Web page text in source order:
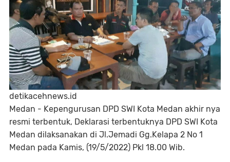
detikacehnews.id
Medan - Kepengurusan DPD SWI Kota Medan akhir nya
resmi terbentuk, Deklarasi terbentuknya DPD SWI Kota
Medan dilaksanakan di Jl.Jemadi Gg.Kelapa 2 No 1
Medan pada Kamis, (19/5/2022) Pkl 18.00 Wib.